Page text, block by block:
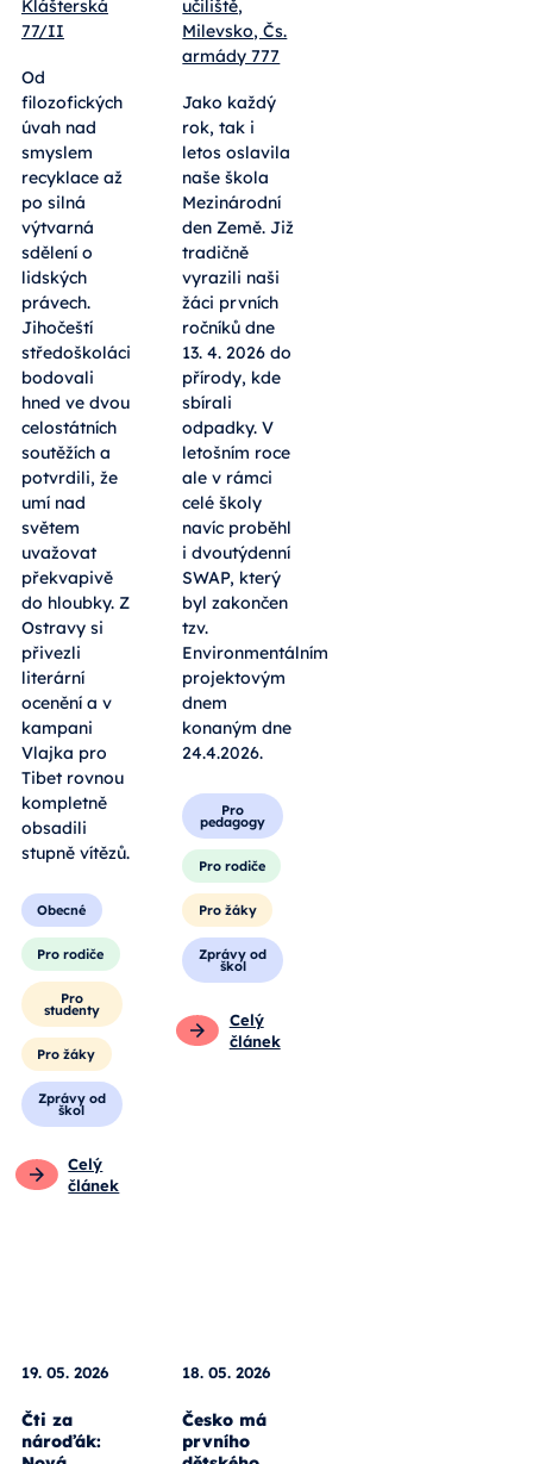
Klášterská
77/II
Od
filozofických
úvah nad
smyslem
recyklace až
po silná
výtvarná
sdělení o
lidských
právech.
Jihočeští
středoškoláci
bodovali
hned ve dvou
celostátních
soutěžích a
potvrdili, že
umí nad
světem
uvažovat
překvapivě
do hloubky. Z
Ostravy si
přivezli
literární
ocenění a v
kampani
Vlajka pro
Tibet rovnou
kompletně
obsadili
stupně vítězů.
Obecné
Pro rodiče
Pro
studenty
Pro žáky
Zprávy od
škol
Celý
článek
učiliště,
Milevsko, Čs.
armády 777
Jako každý
rok, tak i
letos oslavila
naše škola
Mezinárodní
den Země. Již
tradičně
vyrazili naši
žáci prvních
ročníků dne
13. 4. 2026 do
přírody, kde
sbírali
odpadky. V
letošním roce
ale v rámci
celé školy
navíc proběhl
i dvoutýdenní
SWAP, který
byl zakončen
tzv.
Environmentálním
projektovým
dnem
konaným dne
24.4.2026.
Pro
pedagogy
Pro rodiče
Pro žáky
Zprávy od
škol
Celý
článek
19. 05. 2026
18. 05. 2026
Česko má
prvního